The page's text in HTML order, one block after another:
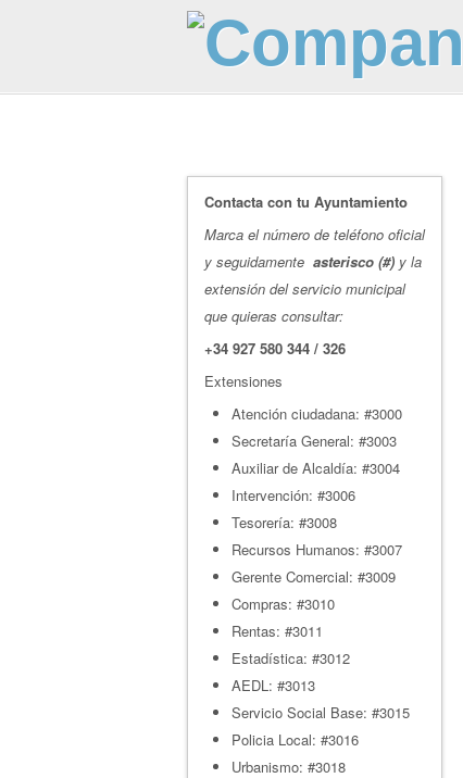
Contacta con tu Ayuntamiento
Marca el número de teléfono oficial
y seguidamente asterisco (#) y la
extensión del servicio municipal
que quieras consultar:
+34 927 580 344 / 326
Extensiones
Atención ciudadana: #3000
Secretaría General: #3003
Auxiliar de Alcaldía: #3004
Intervención: #3006
Tesorería: #3008
Recursos Humanos: #3007
Gerente Comercial: #3009
Compras: #3010
Rentas: #3011
Estadística: #3012
AEDL: #3013
Servicio Social Base: #3015
Policia Local: #3016
Urbanismo: #3018